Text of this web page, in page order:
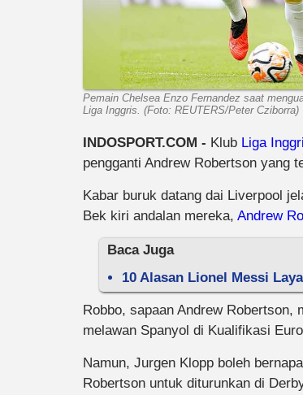
Pemain Chelsea Enzo Fernandez saat
Liga Inggris. (Foto: REUTERS/Peter Cziborra)
INDOSPORT.COM - Klub Liga
pengganti Andrew Robertson yang
Kabar buruk datang dai Liverpool
Bek kiri andalan mereka, Andrew
Baca Juga
10 Alasan Lionel Messi
Robbo, sapaan Andrew Robertson,
melawan Spanyol di Kualifikasi
Namun, Jurgen Klopp boleh
Robertson untuk diturunkan di